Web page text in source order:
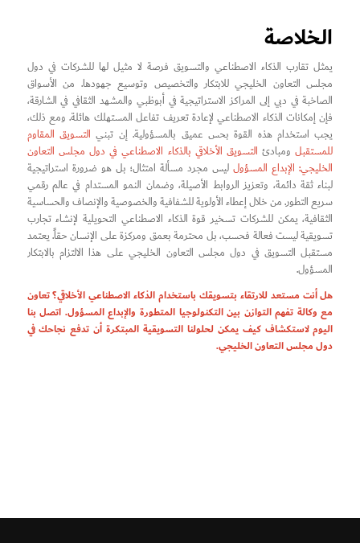
الخلاصة
يمثل تقارب الذكاء الاصطناعي والتسويق فرصة لا مثيل لها للشركات في دول
مجلس التعاون الخليجي للابتكار والتخصيص وتوسيع جهودها. من الأسواق
الصاخبة في دبي إلى المراكز الاستراتيجية في أبوظبي والمشهد الثقافي في الشارقة،
فإن إمكانات الذكاء الاصطناعي لإعادة تعريف تفاعل المستهلك هائلة. ومع ذلك،
يجب استخدام هذه القوة بحس عميق بالمسؤولية. إن تبني التسويق المقاوم
للمستقبلومبادئ التسويق الأخلاقي بالذكاء الاصطناعي في دول مجلس التعاون
الخليجي: الإبداع المسؤولليس مجرد مسألة امتثال؛ بل هو ضرورة استراتيجية
لبناء ثقة دائمة، وتعزيز الروابط الأصيلة، وضمان النمو المستدام في عالم رقمي
سريع التطور. من خلال إعطاء الأولوية للشفافية والخصوصية والإنصاف والحساسية
الثقافية، يمكن للشركات تسخير قوة الذكاء الاصطناعي التحويلية لإنشاء تجارب
تسويقية ليست فعالة فحسب، بل محترمة بعمق ومركزة على الإنسان حقاً. يعتمد
مستقبل التسويق في دول مجلس التعاون الخليجي على هذا الالتزام بالابتكار
المسؤول.
هل أنت مستعد للارتقاء بتسويقك باستخدام الذكاء الاصطناعي الأخلاقي؟ تعاون
مع وكالة تفهم التوازن بين التكنولوجيا المتطورة والإبداع المسؤول. اتصل بنا
اليوم لاستكشاف كيف يمكن لحلولنا التسويقية المبتكرة أن تدفع نجاحك في
دول مجلس التعاون الخليجي.